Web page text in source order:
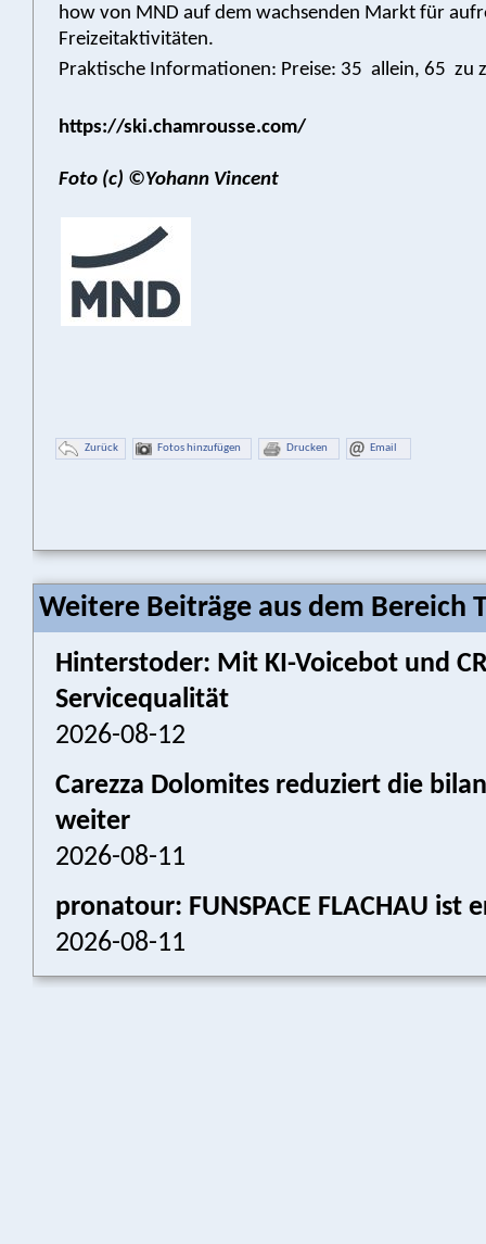
how von MND auf dem wachsenden Markt für
Freizeitaktivitäten.
Praktische Informationen: Preise: 35  allein, 65  zu
https://ski.chamrousse.com/
Foto (c) ©Yohann Vincent
Zurück Fotos hinzufügen Drucken Email
Weitere Beiträge aus dem Bereich
Hinterstoder: Mit KI-Voicebot und
Servicequalität
2026-08-12
Carezza Dolomites reduziert die
weiter
2026-08-11
pronatour: FUNSPACE FLACHAU ist
2026-08-11